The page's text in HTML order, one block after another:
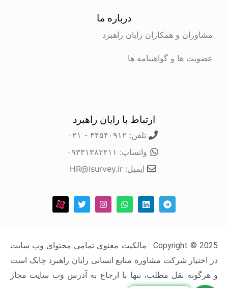
درباره ما
مشاوران و همکاران رایان راهبرد
عضویت ها و گواهینامه ها
ارتباط با رایان راهبرد
تلفن: ۴۴۵۴۰۹۱۲ - ۰۲۱
واتساپ: ۰۹۳۳۱۳۸۲۲۱۱
ایمیل: HR@isurvey.ir
Copyright © 2025 : مالکیت معنوی تمامی محتوای وب سایت
در اختیار شرکت مشاوره منابع انسانی رایان راهبرد چابک است
و هرگونه نقل مطلب، تنها با ارجاع به آدرس وب سایت مجاز